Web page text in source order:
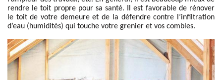
rendre le toit propre pour sa santé. Il est favorable de rénover
le toit de votre demeure et de la défendre contre l’infiltration
d’eau (humidités) qui touche votre grenier et vos combles.